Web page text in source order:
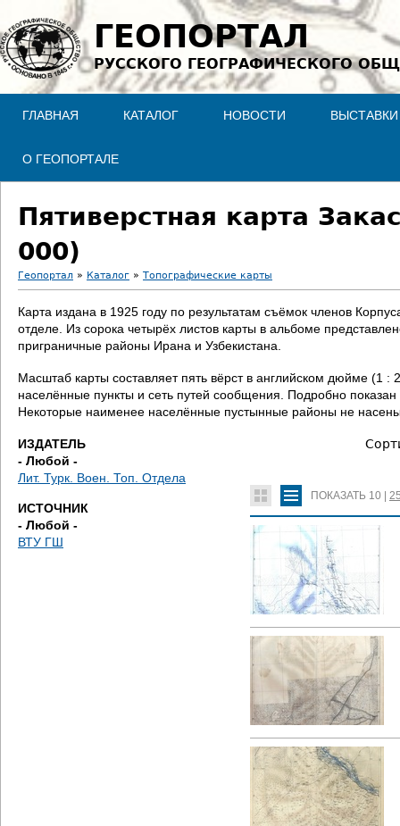
Jump to navigation
ГЕОПОРТАЛ
РУССКОГО ГЕОГРАФИЧЕСКОГО
ГЛАВНАЯ КАТАЛОГ НОВОСТИ ВЫСТАВКИ
О ГЕОПОРТАЛЕ
Пятиверстная карта
000)
В
ы
з
д
е
с
ь
Геопортал » Каталог » Топографические карты
Карта издана в 1925 году по результатам съёмок членов
отделе. Из сорока четырёх листов карты в альбоме
приграничные районы Ирана и Узбекистана.
Масштаб карты составляет пять вёрст в английском дюйме
населённые пункты и сеть путей сообщения. Подробно
Некоторые наименее населённые пустынные районы не
ИЗДАТЕЛЬ
- Любой -
Лит. Турк. Воен. Топ. Отдела
ИСТОЧНИК
- Любой -
ВТУ ГШ
ПОКАЗАТЬ 10 |